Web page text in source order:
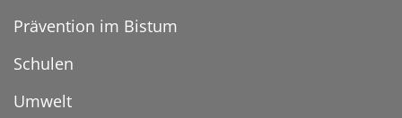
Prävention im Bistum
Schulen
Umwelt